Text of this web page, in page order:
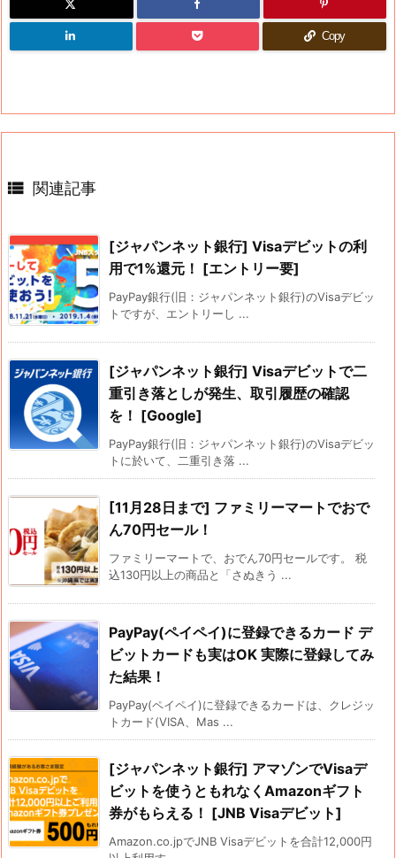
Copy
 関連記事
[ジャパンネット銀行] Visaデビットの利
用で1%還元！ [エントリー要]
PayPay銀行(旧：ジャパンネット銀行)のVisaデビッ
トですが、エントリーし ...
[ジャパンネット銀行] Visaデビットで二
重引き落としが発生、取引履歴の確認
を！ [Google]
PayPay銀行(旧：ジャパンネット銀行)のVisaデビッ
トに於いて、二重引き落 ...
[11月28日まで] ファミリーマートでおで
ん70円セール！
ファミリーマートで、おでん70円セールです。 税
込130円以上の商品と「さぬきう ...
PayPay(ペイペイ)に登録できるカード デ
ビットカードも実はOK 実際に登録してみ
た結果！
PayPay(ペイペイ)に登録できるカードは、クレジッ
トカード(VISA、Mas ...
[ジャパンネット銀行] アマゾンでVisaデ
ビットを使うともれなくAmazonギフト
券がもらえる！ [JNB Visaデビット]
Amazon.co.jpでJNB Visaデビットを合計12,000円